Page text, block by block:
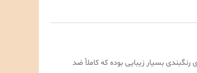
رنگبندی بسیار زیبایی بوده که کاملاً ضد